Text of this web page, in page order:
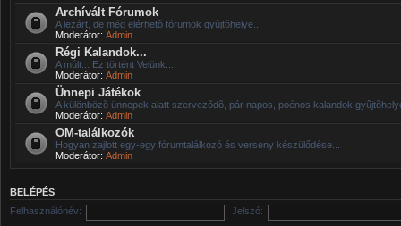
Archívált Fórumok
A lezárt, de még elérhetõ fórumok gyûjtõhelye...
Moderátor: Admin
Régi Kalandok...
A múlt... Ez történt Velünk...
Moderátor: Admin
Ünnepi Játékok
A különbözõ ünnepek alatt szervezõdõ, pár napos, poénos kalandok
Moderátor: Admin
OM-találkozók
Hogyan zajlott egy-egy fórumtalálkozó és verseny készülődése...
Moderátor: Admin
BELÉPÉS
Felhasználónév:
Jelszó: